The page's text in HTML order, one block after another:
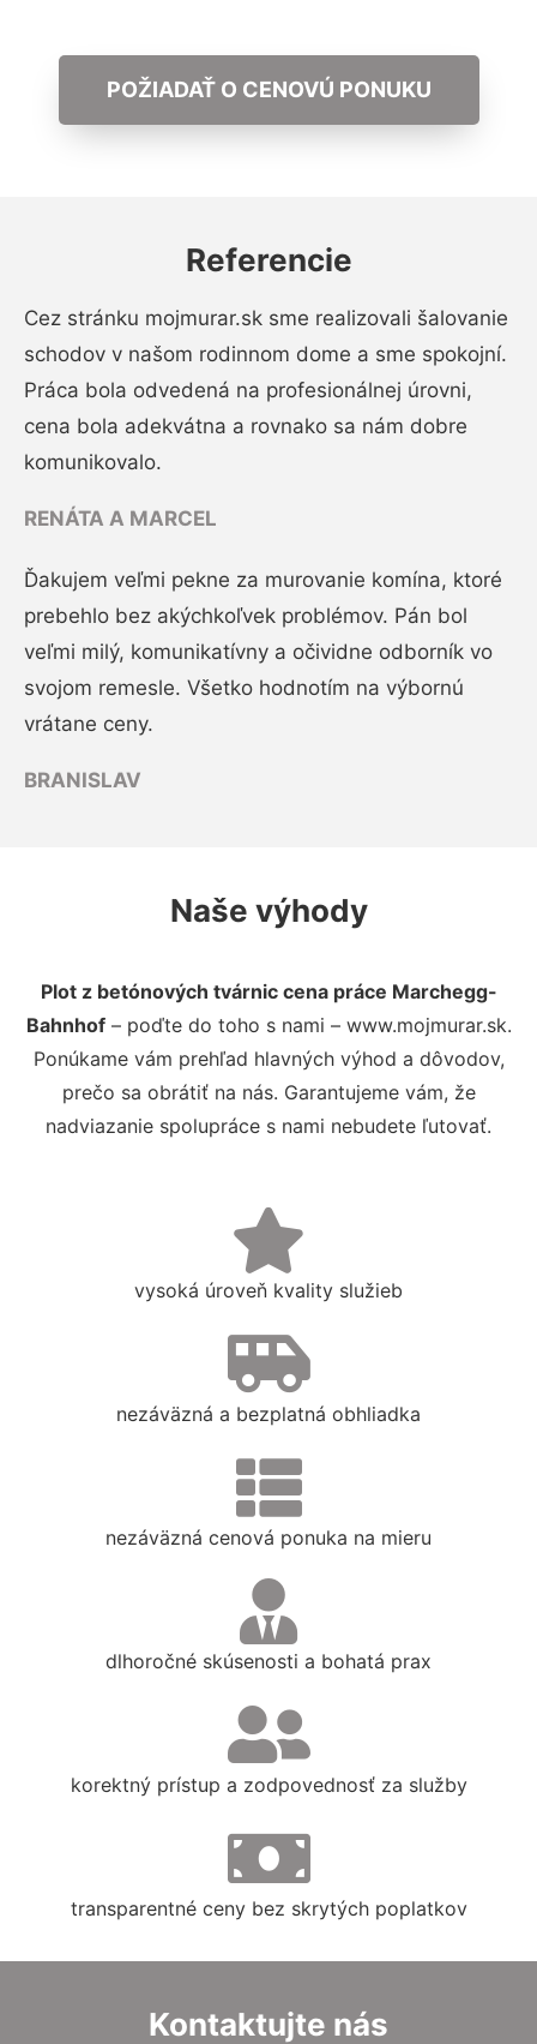
POŽIADAŤ O CENOVÚ PONUKU
Referencie
Cez stránku mojmurar.sk sme realizovali šalovanie
schodov v našom rodinnom dome a sme spokojní.
Práca bola odvedená na profesionálnej úrovni,
cena bola adekvátna a rovnako sa nám dobre
komunikovalo.
RENÁTA A MARCEL
Ďakujem veľmi pekne za murovanie komína, ktoré
prebehlo bez akýchkoľvek problémov. Pán bol
veľmi milý, komunikatívny a očividne odborník vo
svojom remesle. Všetko hodnotím na výbornú
vrátane ceny.
BRANISLAV
Naše výhody
Plot z betónových tvárnic cena práce Marchegg-
Bahnhof– poďte do toho s nami – www.mojmurar.sk.
Ponúkame vám prehľad hlavných výhod a dôvodov,
prečo sa obrátiť na nás. Garantujeme vám, že
nadviazanie spolupráce s nami nebudete ľutovať.
vysoká úroveň kvality služieb
nezáväzná a bezplatná obhliadka
nezáväzná cenová ponuka na mieru
dlhoročné skúsenosti a bohatá prax
korektný prístup a zodpovednosť za služby
transparentné ceny bez skrytých poplatkov
Kontaktujte nás